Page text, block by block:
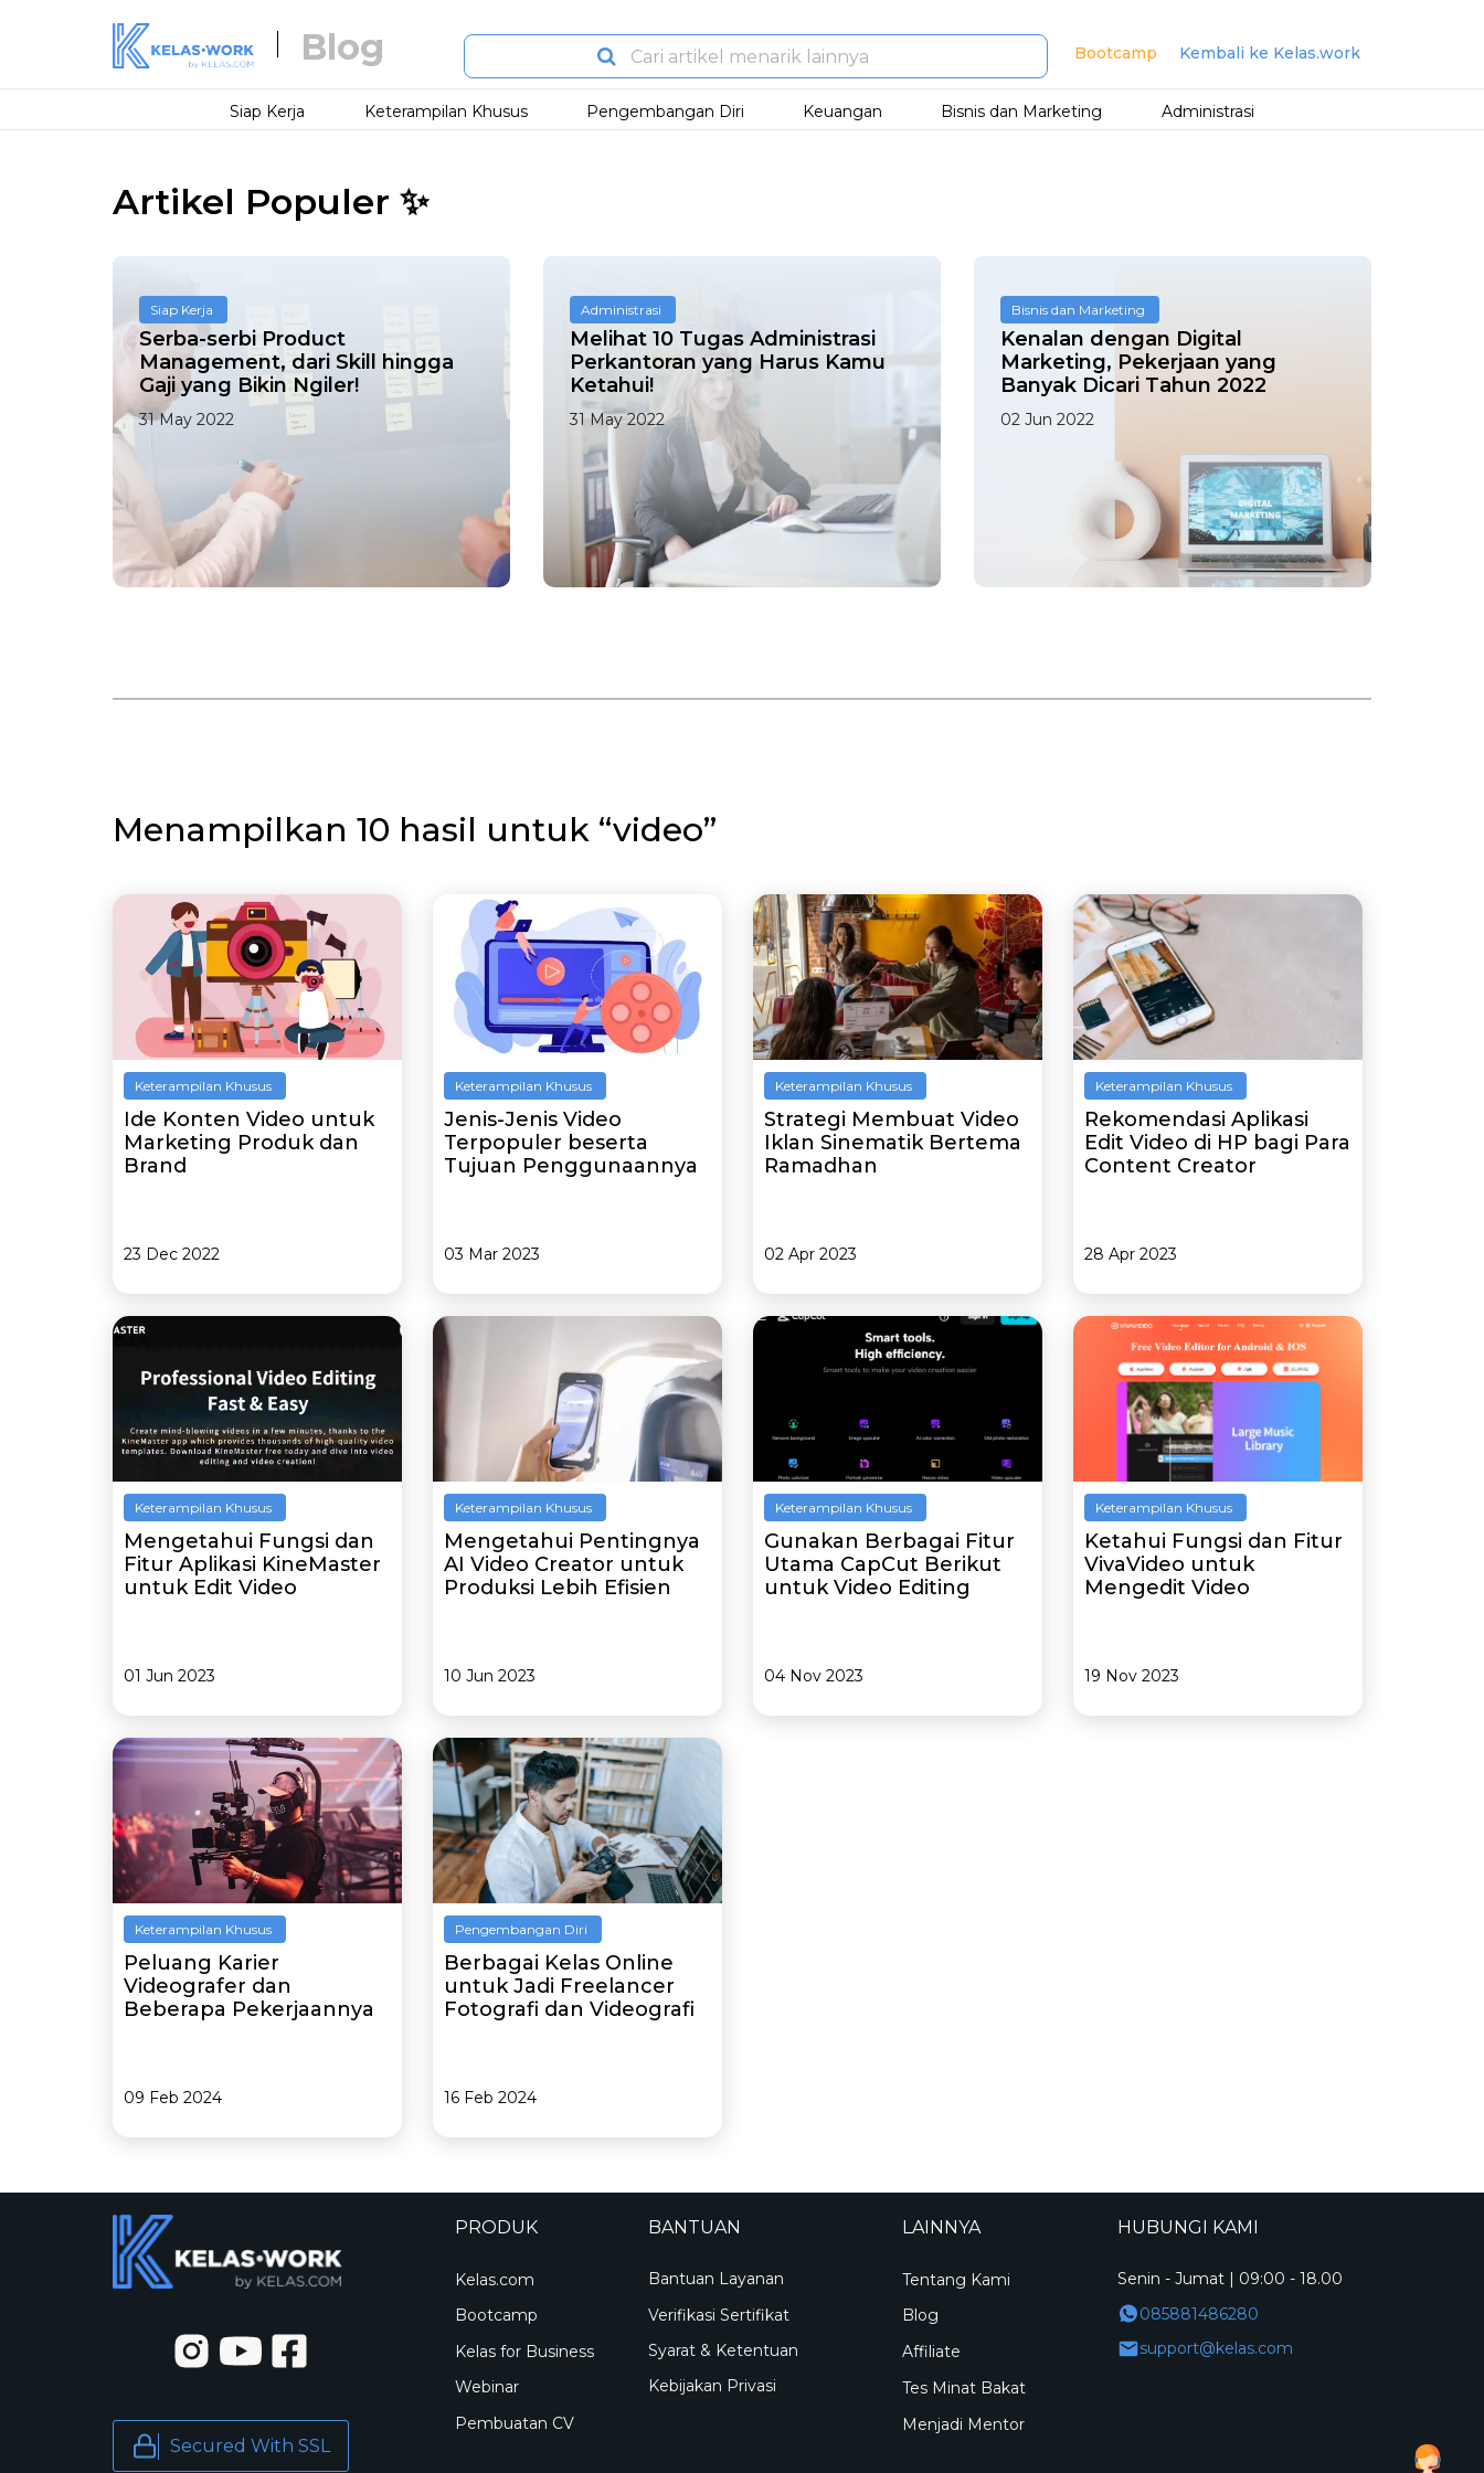
Blog Bootcamp Kembali ke Kelas.work
Siap Kerja Keterampilan Khusus Pengembangan Diri Keuangan Bisnis dan Marketing Administrasi
Artikel Populer ✨
Siap Kerja
Serba-serbi Product
Management, dari Skill hingga
Gaji yang Bikin Ngiler!
31 May 2022
Administrasi
Melihat 10 Tugas Administrasi
Perkantoran yang Harus Kamu
Ketahui!
31 May 2022
Bisnis dan Marketing
Kenalan dengan Digital
Marketing, Pekerjaan yang
Banyak Dicari Tahun 2022
02 Jun 2022
Menampilkan 10 hasil untuk “video”
Keterampilan Khusus
Ide Konten Video untuk
Marketing Produk dan
Brand
23 Dec 2022
Keterampilan Khusus
Jenis-Jenis Video
Terpopuler beserta
Tujuan Penggunaannya
03 Mar 2023
Keterampilan Khusus
Strategi Membuat Video
Iklan Sinematik Bertema
Ramadhan
02 Apr 2023
Keterampilan Khusus
Rekomendasi Aplikasi
Edit Video di HP bagi Para
Content Creator
28 Apr 2023
Keterampilan Khusus
Mengetahui Fungsi dan
Fitur Aplikasi KineMaster
untuk Edit Video
01 Jun 2023
Keterampilan Khusus
Mengetahui Pentingnya
AI Video Creator untuk
Produksi Lebih Efisien
10 Jun 2023
Keterampilan Khusus
Gunakan Berbagai Fitur
Utama CapCut Berikut
untuk Video Editing
04 Nov 2023
Keterampilan Khusus
Ketahui Fungsi dan Fitur
VivaVideo untuk
Mengedit Video
19 Nov 2023
Keterampilan Khusus
Peluang Karier
Videografer dan
Beberapa Pekerjaannya
09 Feb 2024
Pengembangan Diri
Berbagai Kelas Online
untuk Jadi Freelancer
Fotografi dan Videografi
16 Feb 2024
Secured With SSL
PRODUK
Kelas.com
Bootcamp
Kelas for Business
Webinar
Pembuatan CV
BANTUAN
Bantuan Layanan
Verifikasi Sertifikat
Syarat & Ketentuan
Kebijakan Privasi
LAINNYA
Tentang Kami
Blog
Affiliate
Tes Minat Bakat
Menjadi Mentor
HUBUNGI KAMI
Senin - Jumat | 09:00 - 18.00
085881486280
support@kelas.com